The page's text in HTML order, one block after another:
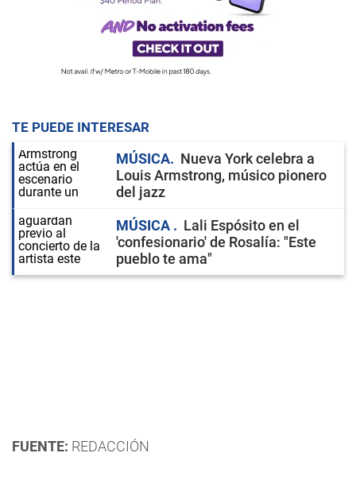
TE PUEDE INTERESAR
MÚSICA
Nueva York celebra a
Louis Armstrong, músico pionero
del jazz
MÚSICA
Lali Espósito en el
'confesionario' de Rosalía: "Este
pueblo te ama"
FUENTE: REDACCIÓN